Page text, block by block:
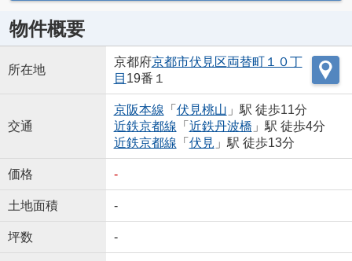
物件概要
所在地
京都府京都市伏見区両替町１０丁
目 19番１
交通
京阪本線 「 伏見桃山 」駅 徒歩11分
近鉄京都線 「 近鉄丹波橋 」駅 徒歩4分
近鉄京都線 「 伏見 」駅 徒歩13分
価格 -
土地面積 -
坪数 -